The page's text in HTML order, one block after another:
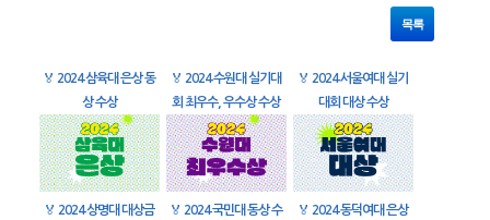
목록
🏅 2024 삼육대 은상 동
상 수상
🏅 2024 수원대 실기대
회 최우수, 우수상 수상
🏅 2024 서울여대 실기
대회 대상 수상
🏅 2024 상명대 대상금
🏅 2024 국민대 동상 수
🏅 2024 동덕여대 은상